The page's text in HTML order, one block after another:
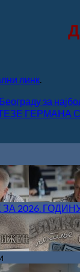
линк.
за
ГЕРМАНА
2026.
ВЕЛИКО